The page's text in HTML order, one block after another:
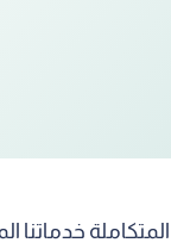
خدماتنا